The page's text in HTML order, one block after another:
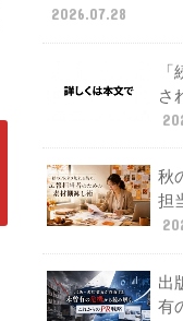
2026.07.28
さ
秋
担
出
有